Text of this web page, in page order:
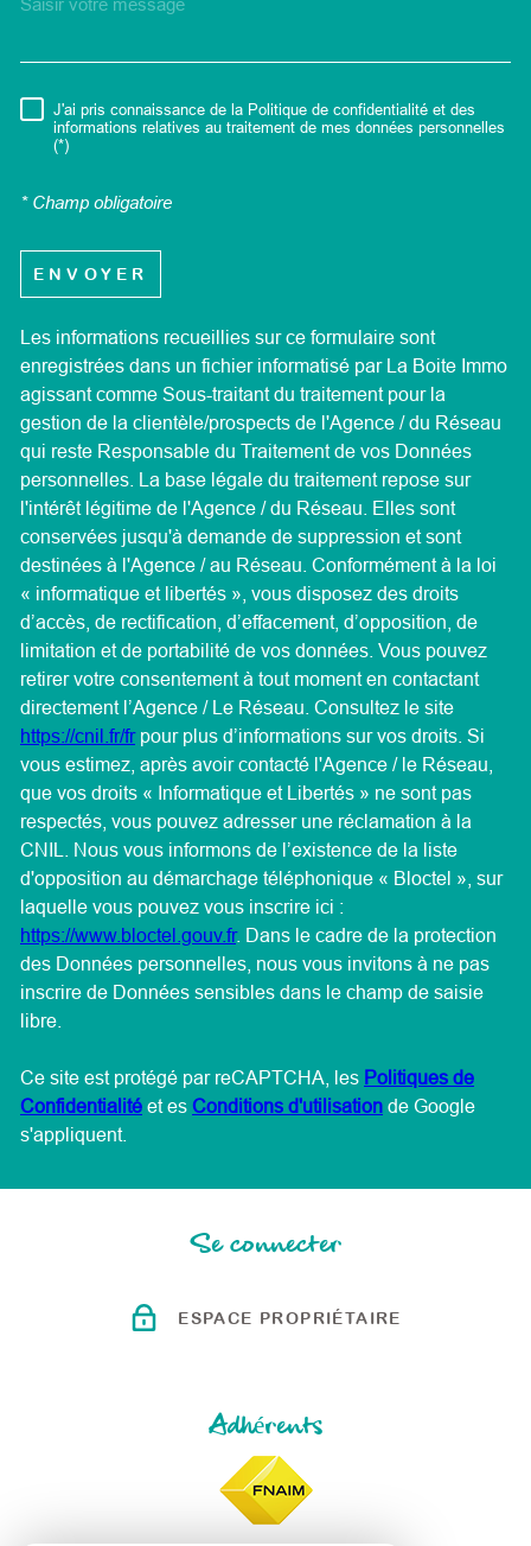
RÈGLEMENTATION
J'ai pris connaissance de la Politique de confidentialité et des
informations relatives au traitement de mes données personnelles
(*)
* Champ obligatoire
ENVOYER
Les informations recueillies sur ce formulaire sont
enregistrées dans un fichier informatisé par La Boite Immo
agissant comme Sous-traitant du traitement pour la
gestion de la clientèle/prospects de l'Agence / du Réseau
qui reste Responsable du Traitement de vos Données
personnelles. La base légale du traitement repose sur
l'intérêt légitime de l'Agence / du Réseau. Elles sont
conservées jusqu'à demande de suppression et sont
destinées à l'Agence / au Réseau. Conformément à la loi
« informatique et libertés », vous disposez des droits
d’accès, de rectification, d’effacement, d’opposition, de
limitation et de portabilité de vos données. Vous pouvez
retirer votre consentement à tout moment en contactant
directement l’Agence / Le Réseau. Consultez le site
https://cnil.fr/frpour plus d’informations sur vos droits. Si
vous estimez, après avoir contacté l'Agence / le Réseau,
que vos droits « Informatique et Libertés » ne sont pas
respectés, vous pouvez adresser une réclamation à la
CNIL. Nous vous informons de l’existence de la liste
d'opposition au démarchage téléphonique « Bloctel », sur
laquelle vous pouvez vous inscrire ici :
https://www.bloctel.gouv.fr. Dans le cadre de la protection
des Données personnelles, nous vous invitons à ne pas
inscrire de Données sensibles dans le champ de saisie
libre.
Ce site est protégé par reCAPTCHA, les Politiques de
Confidentialité et es Conditions d'utilisation de Google
s'appliquent.
Se connecter
ESPACE PROPRIÉTAIRE
Adhérents